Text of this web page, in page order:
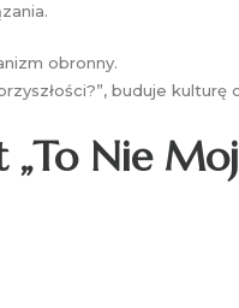
obronny.
buduje kulturę
„To Nie